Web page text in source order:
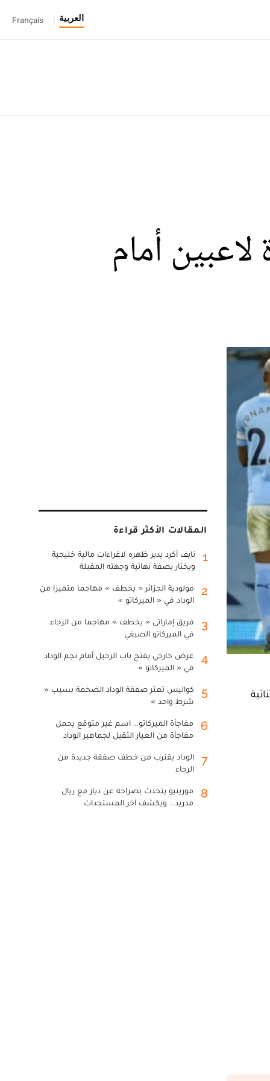
العربية Français
أمام
سيتي المتصدر 2-1 بفضل ثنائية
المقالات الأكثر قراءة
1
نايف أكرد يدير ظهره لاغراءات مالية خليجية
ويختار بصفة نهائية وجهته المقبلة
2
مولودية الجزائر « يخطف » مهاجما متميزا من
الوداد في « الميركاتو »
3
فريق إماراتي « يخطف » مهاجما من الرجاء
في الميركاتو الصيفي
4
عرض خارجي يفتح باب الرحيل أمام نجم الوداد
في « الميركاتو »
5
كواليس تعثر صفقة الوداد الضخمة بسبب «
شرط واحد »
6
مفاجأة الميركاتو... اسم غير متوقع يحمل
مفاجأة من العيار الثقيل لجماهير الوداد
7
الوداد يقترب من خطف صفقة جديدة من
الرجاء
8
مورينيو يتحدث بصراحة عن دياز مع ريال
مدريد... ويكشف آخر المستجدات